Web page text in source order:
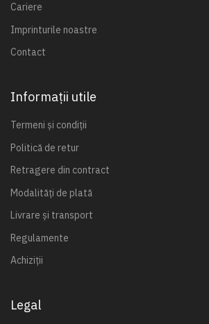
Cariere
Imprinturile noastre
Contact
Informații utile
Termeni și condiții
Politică de retur
Retragere din contract
Modalități de plată
Livrare și transport
Regulamente
Achiziții
Legal